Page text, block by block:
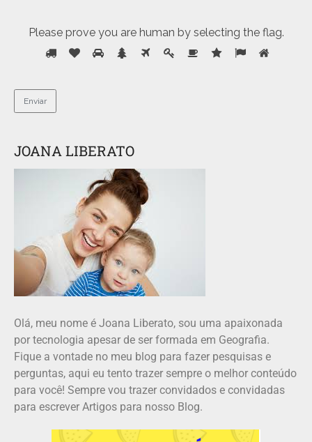
Please prove you are human by selecting the flag.
JOANA LIBERATO
Olá, meu nome é Joana Liberato, sou uma apaixonada
por tecnologia apesar de ser formada em Geografia.
Fique a vontade no meu blog para fazer pesquisas e
perguntas, aqui eu tento trazer sempre o melhor conteúdo
para você! Sempre vou trazer convidados e convidadas
para escrever Artigos para nosso Blog.